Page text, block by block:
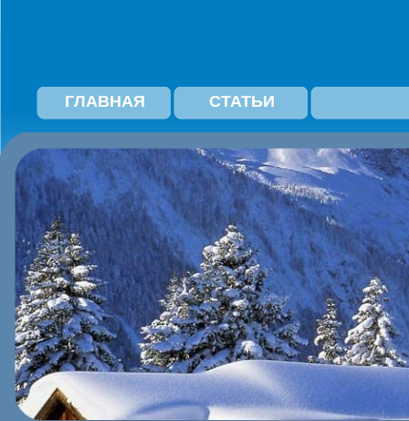
ГЛАВНАЯ СТАТЬИ